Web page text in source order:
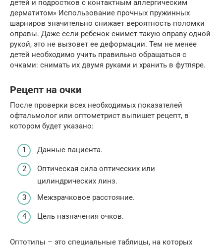
детей и подростков с контактным аллергическим
дерматитом» Использование прочных пружинных
шарниров значительно снижает вероятность поломки
оправы. Даже если ребенок снимет такую оправу одной
рукой, это не вызовет ее деформации. Тем не менее
детей необходимо учить правильно обращаться с
очками: снимать их двумя руками и хранить в футляре.
Рецепт на очки
После проверки всех необходимых показателей
офтальмолог или оптометрист выпишет рецепт, в
котором будет указано:
Данные пациента.
Оптическая сила оптических или
цилиндрических линз.
Межзрачковое расстояние.
Цель назначения очков.
Оптотипы – это специальные таблицы, на которых